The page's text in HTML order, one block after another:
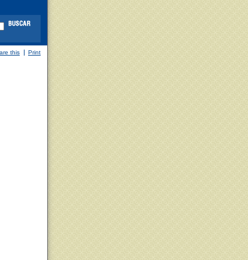
this Print